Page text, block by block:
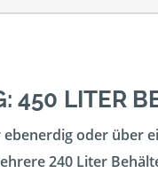
450 LITER
oder über
240 Liter